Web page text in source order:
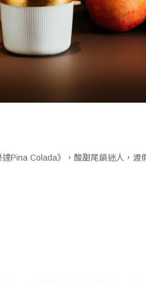
Pina Colada》，酸甜尾韻迷人，渡